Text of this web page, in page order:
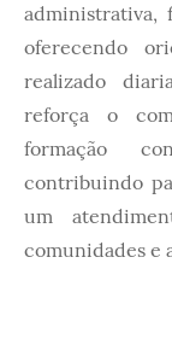
administrativa,
oferecendo
realizado
reforça o
formação
contribuindo
um
comunidades e